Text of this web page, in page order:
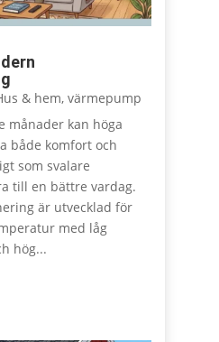
& hem, värmepump
månader kan höga
både komfort och
som svalare
till en bättre vardag.
är utvecklad för
med låg
hög...